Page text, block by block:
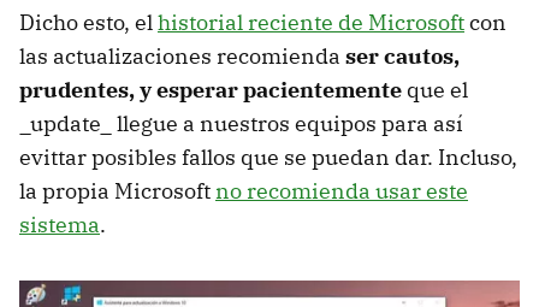
Dicho esto, el historial reciente de Microsoftcon
las actualizaciones recomienda ser cautos,
prudentes, y esperar pacientemente que el
_update_ llegue a nuestros equipos para así
evittar posibles fallos que se puedan dar. Incluso,
la propia Microsoft no recomienda usar este
sistema.